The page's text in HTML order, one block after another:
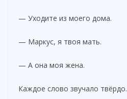
— Уходите из моего дома.
— Маркус, я твоя мать.
— А она моя жена.
Каждое слово звучало твёрдо.